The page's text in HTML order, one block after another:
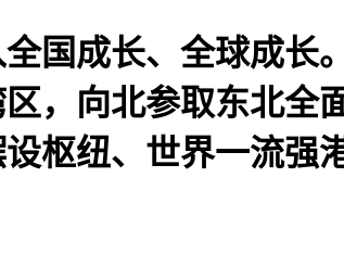
成长、全球成长
，向北参取东北全
枢纽、世界一流强